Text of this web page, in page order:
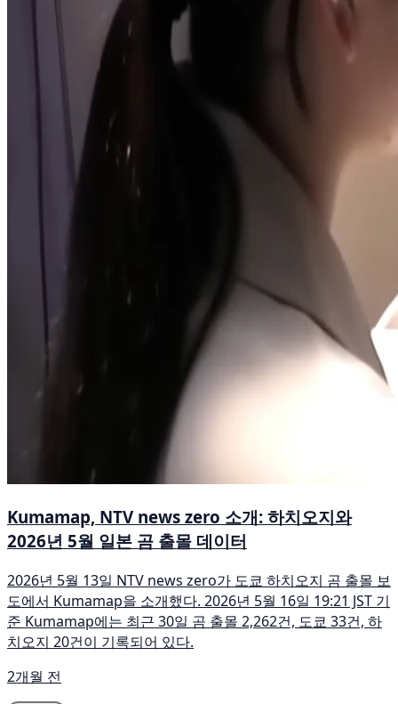
Kumamap, NTV news zero 소개: 하치오지와
2026년 5월 일본 곰 출몰 데이터
2026년 5월 13일 NTV news zero가 도쿄 하치오지 곰 출몰 보
도에서 Kumamap을 소개했다. 2026년 5월 16일 19:21 JST 기
준 Kumamap에는 최근 30일 곰 출몰 2,262건, 도쿄 33건, 하
치오지 20건이 기록되어 있다.
2개월 전